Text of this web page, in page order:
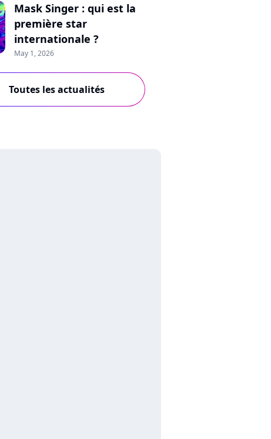
Mask Singer : qui est la
première star
internationale ?
May 1, 2026
Toutes les actualités